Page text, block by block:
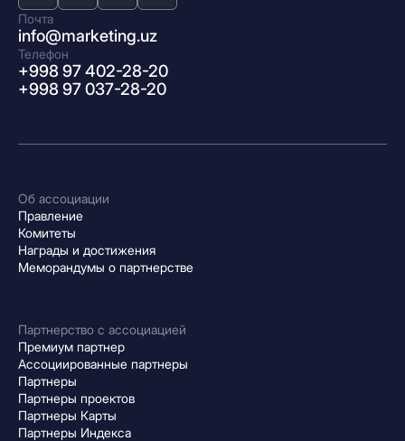
Почта
info@marketing.uz
Телефон
+998 97 402-28-20
+998 97 037-28-20
Об ассоциации
Правление
Комитеты
Награды и достижения
Меморандумы о партнерстве
Партнерство с ассоциацией
Премиум партнер
Ассоциированные партнеры
Партнеры
Партнеры проектов
Партнеры Карты
Партнеры Индекса